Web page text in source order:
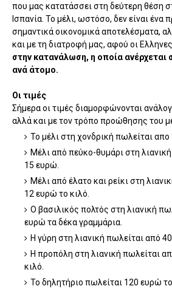
που μας κατατάσσει στη δεύτερη θέση
Ισπανία. Το μέλι, ωστόσο, δεν είναι ένα
σημαντικά οικονομικά αποτελέσματα,
και με τη διατροφή μας, αφού οι
στην κατανάλωση, η οποία ανέρχεται
ανά άτομο.
Οι τιμές
Σήμερα οι τιμές διαμορφώνονται
αλλά και με τον τρόπο προώθησης του
Το μέλι στη χονδρική πωλείται
Μέλι από πεύκο-θυμάρι στη
15 ευρώ.
Μέλι από έλατο και ρείκι στη
12 ευρώ το κιλό.
Ο βασιλικός πολτός στη λιανική
ευρώ τα δέκα γραμμάρια.
Η γύρη στη λιανική πωλείται από
Η προπόλη στη λιανική πωλείται
κιλό.
Το δηλητήριο πωλείται 120 ευρώ